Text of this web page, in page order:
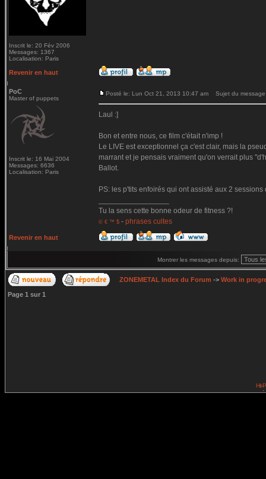
Inscrit le: 20 Fév 2006
Messages: 1367
Localisation: Paris
Revenir en haut
PoC
Master of puppets
Inscrit le: 16 Mai 2004
Messages: 6636
Localisation: Paris
Posté le: Lun Oct 21, 2013 10:47 am Sujet du
Laul :]
Bon et entre nous, ce film c'était n'imp !
Le LIVE est exceptionnel ça c'est clair, mais la
marrant et je pensais vraiment qu'on verrait plus
Ballot.
PS: les p'tits enfoirés qui ont assisté aux 2
Tu la sens cette bonne odeur de fitness ?!
© € ™ $ - phrases cultes
Revenir en haut
Montrer les messages depuis:
ZONEMETAL Index du Forum -> Work in
Page 1 sur 1